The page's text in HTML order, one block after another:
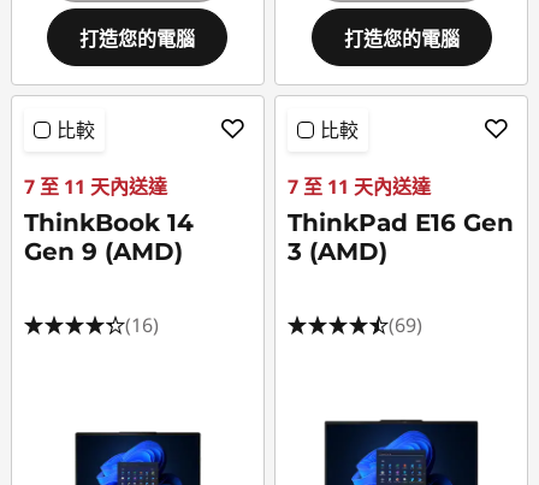
打造您的電腦 打造您的電腦
比較
7 至 11 天內送達
ThinkBook 14
Gen 9 (AMD)
(16)
比較
7 至 11 天內送達
ThinkPad E16 Gen
3 (AMD)
(69)